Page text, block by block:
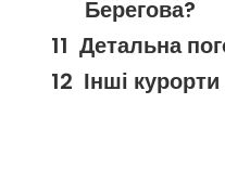
Берегова?
Детальна
Інші